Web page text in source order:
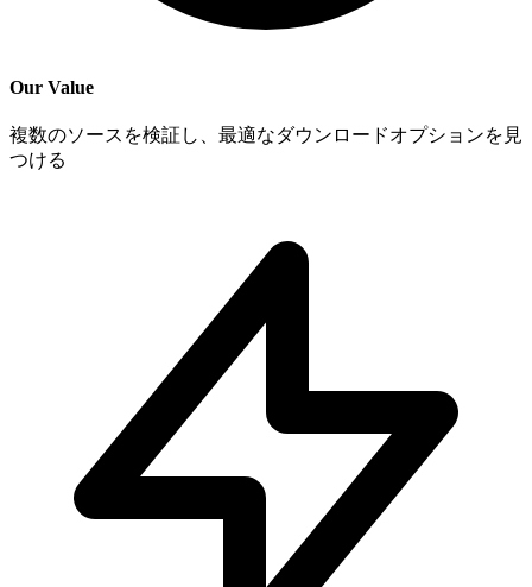
Our Value
複数のソースを検証し、最適なダウンロードオプションを見
つける